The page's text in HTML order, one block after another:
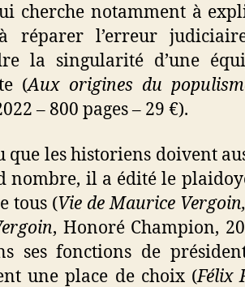
cherche notamment à
réparer l’erreur
la singularité d’une
(Aux origines du
– 800 pages – 29 €).
que les historiens doivent
nombre, il a édité le
tous (Vie de Maurice
, Honoré Champion,
ses fonctions de
une place de choix (Félix